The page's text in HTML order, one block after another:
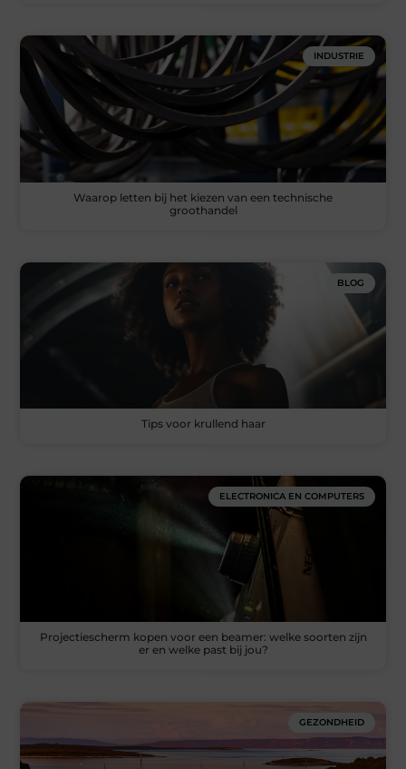
INDUSTRIE
Waarop letten bij het kiezen van een technische
groothandel
BLOG
Tips voor krullend haar
ELECTRONICA EN COMPUTERS
Projectiescherm kopen voor een beamer: welke soorten zijn
er en welke past bij jou?
GEZONDHEID